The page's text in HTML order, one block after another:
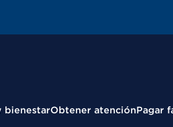
bienestarObtener atenciónPagar